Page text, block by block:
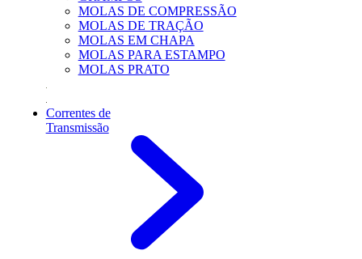
MOLAS DE COMPRESSÃO
MOLAS DE TRAÇÃO
MOLAS EM CHAPA
MOLAS PARA ESTAMPO
MOLAS PRATO
Correntes de
Transmissão